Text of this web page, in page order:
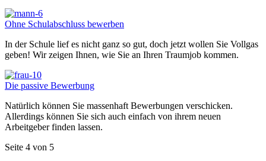
Ohne Schulabschluss bewerben
In der Schule lief es nicht ganz so gut, doch jetzt wollen Sie Vollgas
geben! Wir zeigen Ihnen, wie Sie an Ihren Traumjob kommen.
Die passive Bewerbung
Natürlich können Sie massenhaft Bewerbungen verschicken.
Allerdings können Sie sich auch einfach von ihrem neuen
Arbeitgeber finden lassen.
Seite 4 von 5